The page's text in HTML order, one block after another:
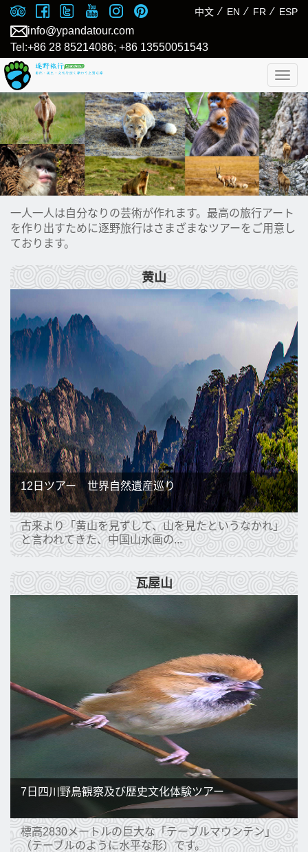
中文 ⁄ EN ⁄ FR ⁄ ESP
info@ypandatour.com
Tel:+86 28 85214086; +86 13550051543
一人一人は自分なりの芸術が作れます。最高の旅行アート
を作り出すために逐野旅行はさまざまなツアーをご用意し
ております。
黄山
古来より「黄山を見ずして、山を見たというなかれ」
と言われてきた、中国山水画の...
12日ツアー 世界自然遺産巡り
瓦屋山
標高2830メートルの巨大な「テーブルマウンテン」
（テーブルのように水平な形）です。
7日四川野鳥観察及び歴史文化体験ツアー